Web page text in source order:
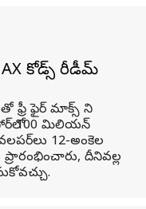
కోడ్స్ రీడీమ్
ఫ్రీ ఫైర్ మాక్స్ ని
100 మిలియన్
12-అంకెల
దీనివల్ల